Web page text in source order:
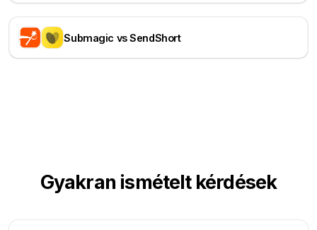
Submagic vs SendShort
Gyakran ismételt kérdések